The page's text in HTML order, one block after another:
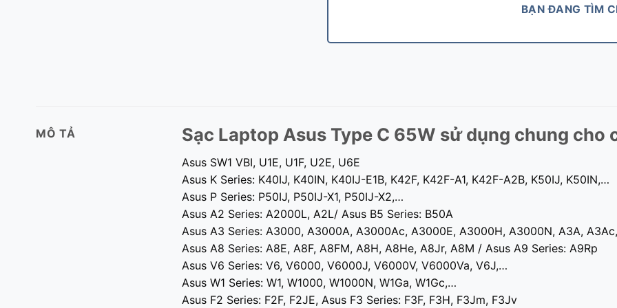
BẠN ĐANG TÌM
MÔ TẢ Sạc Laptop Asus Type C 65W sử dụng chung cho
Asus SW1 VBI, U1E, U1F, U2E, U6E
Asus K Series: K40IJ, K40IN, K40IJ-E1B, K42F, K42F-A1, K42F-A2B, K50IJ, K50IN,…
Asus P Series: P50IJ, P50IJ-X1, P50IJ-X2,…
Asus A2 Series: A2000L, A2L/ Asus B5 Series: B50A
Asus A3 Series: A3000, A3000A, A3000Ac, A3000E, A3000H, A3000N, A3A,
Asus A8 Series: A8E, A8F, A8FM, A8H, A8He, A8Jr, A8M / Asus A9 Series: A9Rp
Asus V6 Series: V6, V6000, V6000J, V6000V, V6000Va, V6J,…
Asus W1 Series: W1, W1000, W1000N, W1Ga, W1Gc,…
Asus F2 Series: F2F, F2JE, Asus F3 Series: F3F, F3H, F3Jm, F3Jv